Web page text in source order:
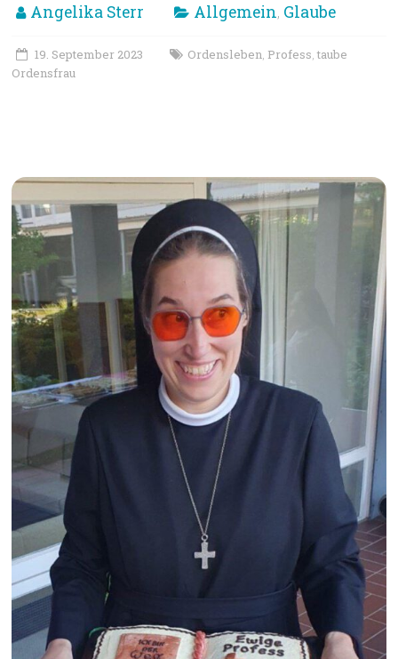
Angelika Sterr Allgemein, Glaube
19. September 2023 Ordensleben, Profess,taube
Ordensfrau